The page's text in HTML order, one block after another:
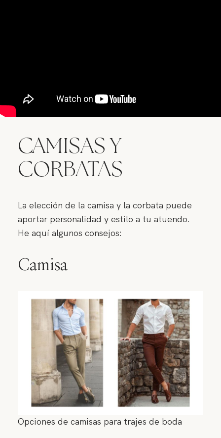
CAMISAS Y
CORBATAS
La elección de la camisa y la corbata puede
aportar personalidad y estilo a tu atuendo.
He aquí algunos consejos:
Camisa
Opciones de camisas para trajes de boda